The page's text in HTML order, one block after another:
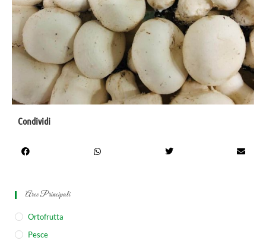
Aree Principali
Ortofrutta
Pesce
Condividi